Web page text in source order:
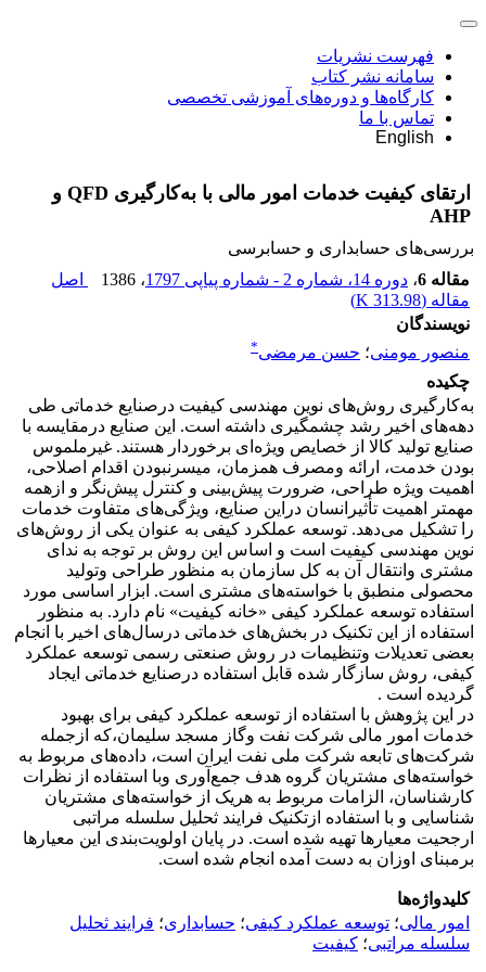
فهرست نشریات
سامانه نشر کتاب
کارگاه‌ها و دوره‌های آموزشی تخصصی
تماس با ما
English
ارتقای کیفیت خدمات امور مالی با به‌کارگیری QFD و
AHP
بررسی‏‌های حسابداری و حسابرسی
مقاله 6
، دوره 14، شماره 2 - شماره پیاپی 1797 ، 1386
اصل
مقاله (313.98 K
)
نویسندگان
منصور مومنی؛ حسن مرمضی*
چکیده
به‌کارگیری روش‌های نوین مهندسی کیفیت درصنایع خدماتی طی
دهه‌های اخیر رشد چشمگیری داشته است. این صنایع درمقایسه با
صنایع تولید کالا از خصایص ویژه‌ای برخوردار هستند. غیرملموس
بودن خدمت، ارائه ومصرف همزمان، میسرنبودن اقدام اصلاحی،
اهمیت ویژه طراحی، ضرورت پیش‌بینی و کنترل پیش‌نگر و ازهمه
مهمتر اهمیت تأثیرانسان دراین صنایع، ویژگی‌های متفاوت خدمات
را تشکیل می‌دهد. توسعه عملکرد کیفی به عنوان یکی از روش‌های
نوین مهندسی کیفیت است و اساس این روش بر توجه به ندای
مشتری وانتقال آن به کل سازمان به منظور طراحی وتولید
محصولی منطبق با خواسته‌های مشتری است. ابزار اساسی مورد
استفاده توسعه عملکرد کیفی «خانه کیفیت» نام دارد. به منظور
استفاده از این تکنیک در بخش‌های خدماتی درسال‌های اخیر با انجام
بعضی تعدیلات وتنظیمات در روش صنعتی رسمی توسعه عملکرد
کیفی، روش سازگار شده قابل استفاده درصنایع خدماتی ایجاد
گردیده است .
در این پژوهش با استفاده از توسعه عملکرد کیفی برای بهبود
خدمات امور مالی شرکت نفت وگاز مسجد سلیمان،که ازجمله
شرکت‌های تابعه شرکت ملی نفت ایران است، داده‌های مربوط به
خواسته‌های مشتریان گروه هدف جمع‌آوری وبا استفاده از نظرات
کارشناسان، الزامات مربوط به هریک از خواسته‌های مشتریان
شناسایی و با استفاده ازتکنیک فرایند ثحلیل سلسله مراتبی
ارجحیت معیارها تهیه شده است. در پایان اولویت‌بندی این معیارها
برمبنای اوزان به دست آمده انجام شده است.
کلیدواژه‌ها
امور مالی؛ توسعه عملکرد کیفی؛ حسابداری؛ فرایند ثحلیل
سلسله مراتبی؛ کیفیت